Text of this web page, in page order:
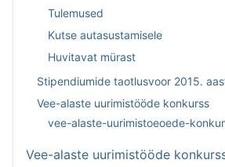
Tulemused
Kutse autasustamisele
Huvitavat mürast
Stipendiumide taotlusvoor 2015.
Vee-alaste uurimistööde konkurss
vee-alaste-uurimistoeoede-
Vee-alaste uurimistööde